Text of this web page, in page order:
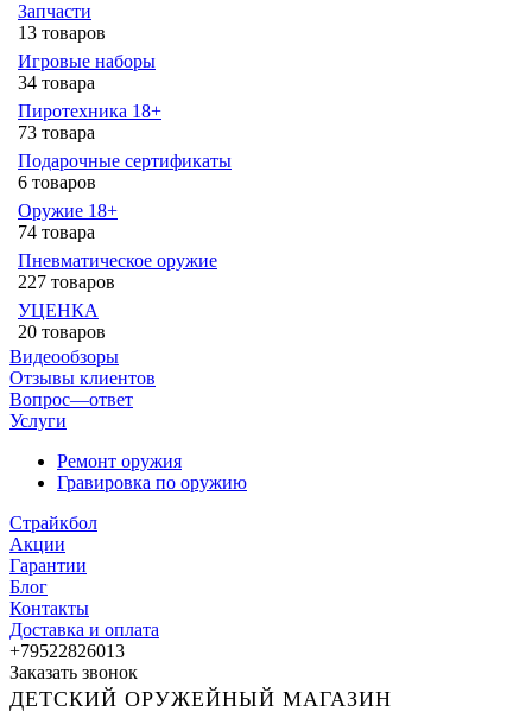
Запчасти
13 товаров
Игровые наборы
34 товара
Пиротехника 18+
73 товара
Подарочные сертификаты
6 товаров
Оружие 18+
74 товара
Пневматическое оружие
227 товаров
УЦЕНКА
20 товаров
Видеообзоры
Отзывы клиентов
Вопрос—ответ
Услуги
Ремонт оружия
Гравировка по оружию
Страйкбол
Акции
Гарантии
Блог
Контакты
Доставка и оплата
+79522826013
Заказать звонок
ДЕТСКИЙ ОРУЖЕЙНЫЙ МАГАЗИН